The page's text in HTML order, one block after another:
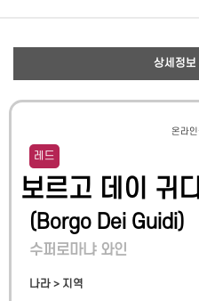
상세정보
온라
레드
보르고 데이 귀디
(Borgo Dei Guidi)
수퍼로마냐 와인
나라 > 지역